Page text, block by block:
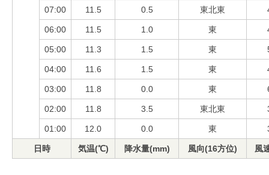
07:00 11.5 0.5 東北東
06:00 11.5 1.0 東
05:00 11.3 1.5 東
04:00 11.6 1.5 東
03:00 11.8 0.0 東
02:00 11.8 3.5 東北東
01:00 12.0 0.0 東
日時 気温(℃) 降水量(mm) 風向(16方位) 風